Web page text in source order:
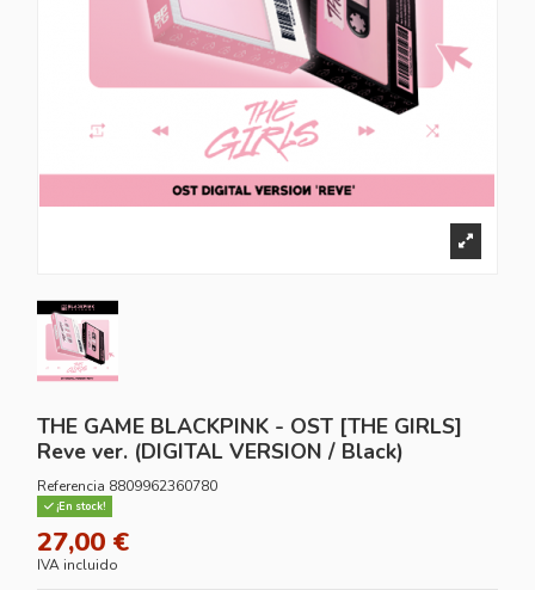
THE GAME BLACKPINK - OST [THE GIRLS]
Reve ver. (DIGITAL VERSION / Black)
Referencia 8809962360780
¡En stock!
27,00 €
IVA incluido